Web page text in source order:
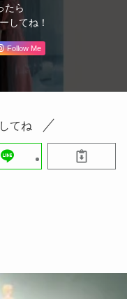
たら
してね！
Follow Me
てね